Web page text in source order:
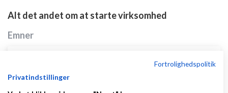
Alt det andet om at starte virksomhed
Emner
Relatel mobilselskabet - Fald ikke i deres
fælde!!!!!
Fortrolighedspolitik
Privatindstillinger